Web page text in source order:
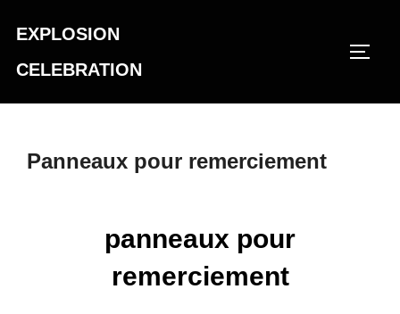
EXPLOSION
CELEBRATION
Panneaux pour remerciement
panneaux pour
remerciement